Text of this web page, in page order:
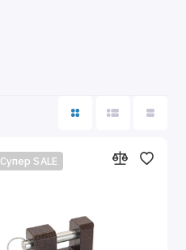
Супер SALE